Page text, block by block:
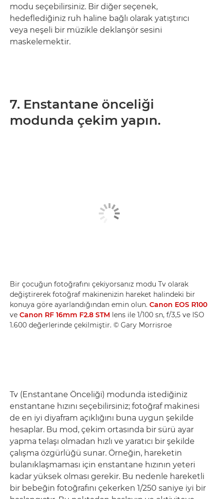
modu seçebilirsiniz. Bir diğer seçenek,
hedeflediğiniz ruh haline bağlı olarak yatıştırıcı
veya neşeli bir müzikle deklanşör sesini
maskelemektir.
7. Enstantane önceliği
modunda çekim yapın.
Bir çocuğun fotoğrafını çekiyorsanız modu Tv olarak
değiştirerek fotoğraf makinenizin hareket halindeki bir
konuya göre ayarlandığından emin olun. Canon EOS R100
ve Canon RF 16mm F2.8 STM lens ile 1/100 sn, f/3,5 ve ISO
1.600 değerlerinde çekilmiştir. © Gary Morrisroe
Tv (Enstantane Önceliği) modunda istediğiniz
enstantane hızını seçebilirsiniz; fotoğraf makinesi
de en iyi diyafram açıklığını buna uygun şekilde
hesaplar. Bu mod, çekim ortasında bir sürü ayar
yapma telaşı olmadan hızlı ve yaratıcı bir şekilde
çalışma özgürlüğü sunar. Örneğin, hareketin
bulanıklaşmaması için enstantane hızının yeteri
kadar yüksek olması gerekir. Bu nedenle hareketli
bir bebeğin fotoğrafını çekerken 1/250 saniye iyi bir